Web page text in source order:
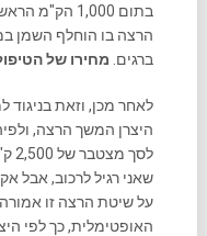
בתום 1,000
הרצה בו הוחלף השמן
ברגים. מחירו של הטיפול
לאחר מכן, וזאת בניגוד
על שיטת הרצה זו
האופטימלית, כך לפי